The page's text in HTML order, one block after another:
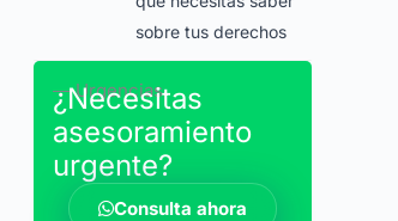
sobre tus derechos
― Urgencias
¿Necesitas
asesoramiento
urgente?
Consulta ahora